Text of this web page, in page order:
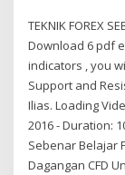
TEKNIK FOREX
Download 6 pdf
indicators , you
Support and
Ilias. Loading
2016 - Duration:
Sebenar Belajar
Dagangan CFD